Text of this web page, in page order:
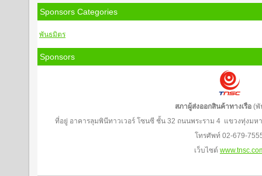
Sponsors Categories
พันธมิตร
Sponsors
สภาผู้ส่งออกสินค้าทางเรือ (พั
ที่อยู่ อาคารลุมพินีทาวเวอร์ โซนซี ชั้น 32 ถนนพระราม 4 แขวงทุ่งม
โทรศัพท์ 02-679-
เว็บไซต์